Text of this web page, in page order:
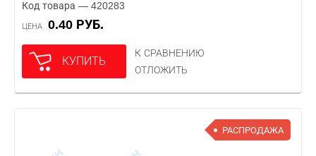
Код товара — 420283
ЦЕНА 0.40 РУБ.
КУПИТЬ
К СРАВНЕНИЮ
ОТЛОЖИТЬ
РАСПРОДАЖА